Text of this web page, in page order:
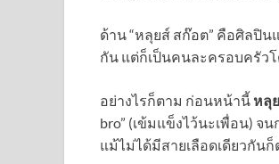
ด้าน “หลุยส์ สก๊อต” คือศิลปิ
กัน แต่ก็เป็นคนละครอบครัวโ
อย่างไรก็ตาม ก่อนหน้านี้ หลุ
bro” (เข้มแข็งไว้นะเพื่อน)
แม้ไม่ได้มีสายเลือดเดียวกันก็